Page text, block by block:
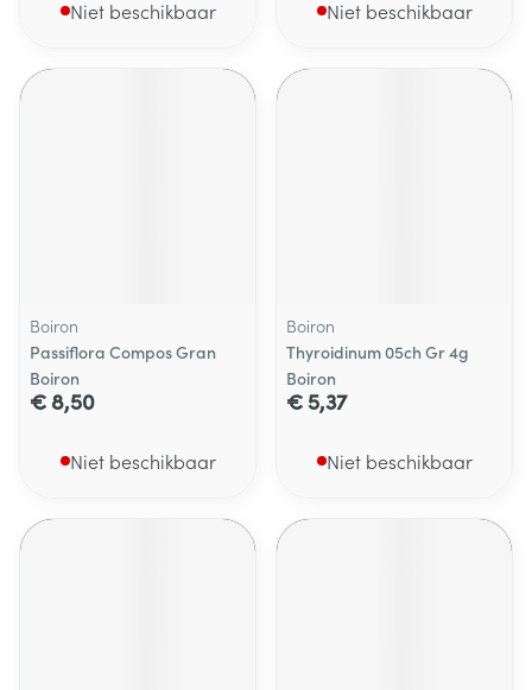
Niet beschikbaar Niet beschikbaar
Boiron
Passiflora Compos Gran
Boiron
€ 8,50
Niet beschikbaar
Boiron
Thyroidinum 05ch Gr 4g
Boiron
€ 5,37
Niet beschikbaar